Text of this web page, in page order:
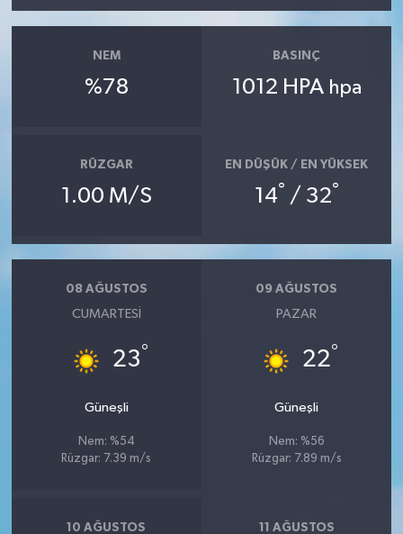
NEM
%78
BASINÇ
1012 HPA hpa
RÜZGAR
1.00 M/S
EN DÜŞÜK / EN YÜKSEK
14° / 32°
08 AĞUSTOS
CUMARTESI
23°
Güneşli
Nem: %54
Rüzgar: 7.39 m/s
09 AĞUSTOS
PAZAR
22°
Güneşli
Nem: %56
Rüzgar: 7.89 m/s
10 AĞUSTOS 11 AĞUSTOS